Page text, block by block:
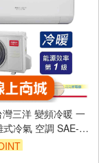
三洋 變頻冷暖 一
冷氣 空調 SAE-
V28HJ3